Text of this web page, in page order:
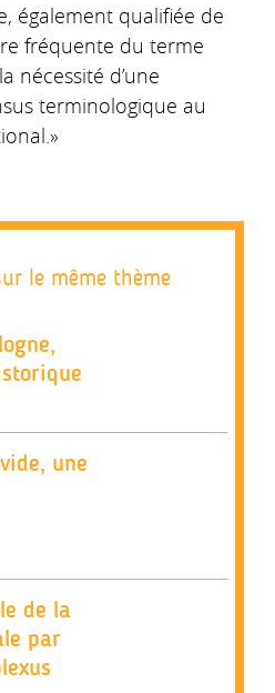
également qualifiée de
fréquente du terme
nécessité d’une
terminologique au
le même thème
une
de la
par